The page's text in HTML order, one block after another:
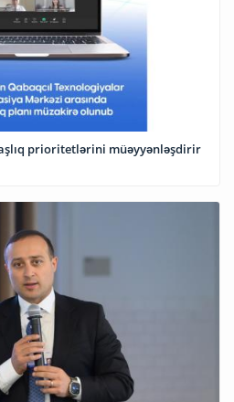
prioritetlərini müəyyənləşdirir